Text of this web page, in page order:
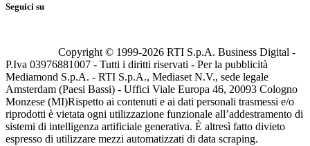
Seguici su
Copyright © 1999-2026 RTI S.p.A. Business Digital -
P.Iva 03976881007 - Tutti i diritti riservati - Per la pubblicità
Mediamond S.p.A. - RTI S.p.A., Mediaset N.V., sede legale
Amsterdam (Paesi Bassi) - Uffici Viale Europa 46, 20093 Cologno
Monzese (MI)Rispetto ai contenuti e ai dati personali trasmessi e/o
riprodotti è vietata ogni utilizzazione funzionale all’addestramento di
sistemi di intelligenza artificiale generativa. È altresì fatto divieto
espresso di utilizzare mezzi automatizzati di data scraping.